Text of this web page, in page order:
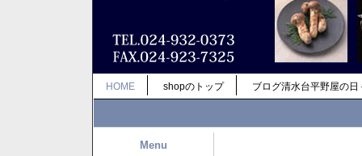
HOME shopのトップ ブログ清水台平野屋の日
Menu